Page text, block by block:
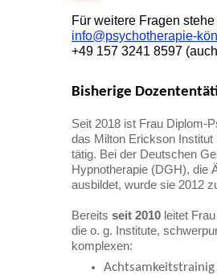
Für weitere Fragen
info@psychotherapie-
+49 157 3241 8597
Bisherige
Seit 2018 ist Frau Diplom-
das Milton Erickson
tätig. Bei der Deutschen
Hypnotherapie (DGH), die
ausbildet, wurde sie 2012
Bereits seit 2010 leitet
die o. g. Institute,
komplexen:
Achtsamkeitstrainig